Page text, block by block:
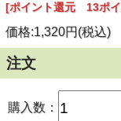
[ポイント還元 13ポ
価格:1,320円(税込)
注文
購入数：